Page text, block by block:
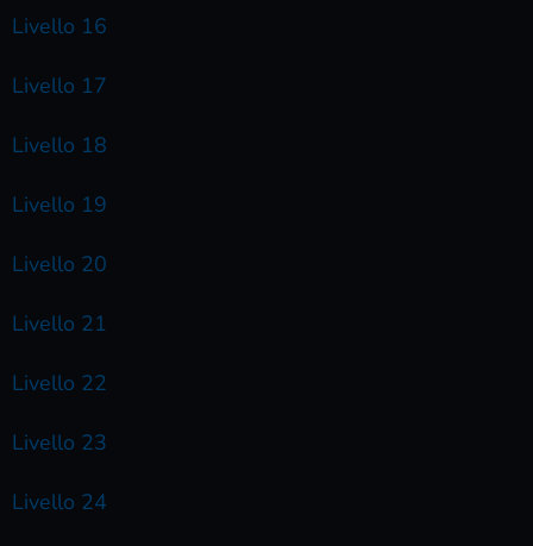
Livello 16
Livello 17
Livello 18
Livello 19
Livello 20
Livello 21
Livello 22
Livello 23
Livello 24